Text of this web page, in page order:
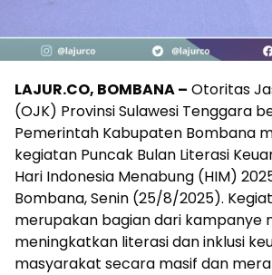
LAJUR.CO, BOMBANA – Otoritas
(OJK) Provinsi Sulawesi Tenggara
Pemerintah Kabupaten Bombana
kegiatan Puncak Bulan Literasi
Hari Indonesia Menabung (HIM)
Bombana, Senin (25/8/2025).
merupakan bagian dari kampanye
meningkatkan literasi dan inklusi
masyarakat secara masif dan